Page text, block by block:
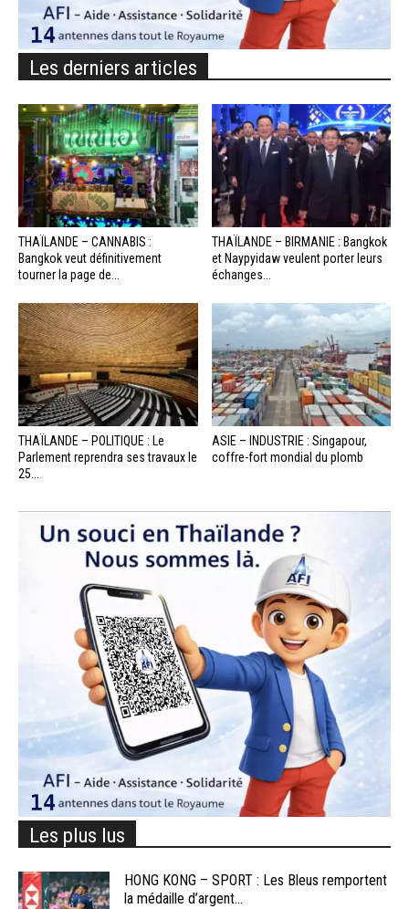
Les derniers articles
THAÏLANDE – CANNABIS :
Bangkok veut définitivement
tourner la page de...
THAÏLANDE – BIRMANIE : Bangkok
et Naypyidaw veulent porter leurs
échanges...
THAÏLANDE – POLITIQUE : Le
Parlement reprendra ses travaux le
25...
ASIE – INDUSTRIE : Singapour,
coffre-fort mondial du plomb
Les plus lus
HONG KONG – SPORT : Les Bleus remportent
la médaille d’argent...